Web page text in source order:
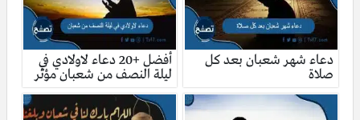
دعاء شهر شعبان بعد كل
صلاة
أفضل +20 دعاء لاولادي في
ليلة النصف من شعبان مؤثر